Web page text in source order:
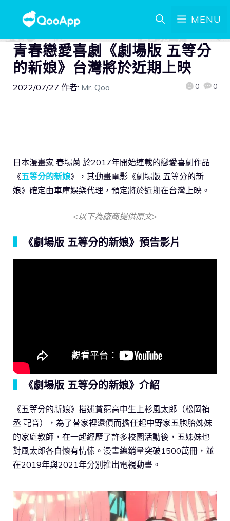
MENU
青春戀愛喜劇《劇場版 五等分
的新娘》台灣將於近期上映
2022/07/27 作者: Mr. Qoo 0 0
日本漫畫家 春場蔥 於2017年開始連載的戀愛喜劇作品
《五等分的新娘》，其動畫電影《劇場版 五等分的新
娘》確定由車庫娛樂代理，預定將於近期在台灣上映。
<以下為廠商提供原文>
《劇場版 五等分的新娘》預告影片
《劇場版 五等分的新娘》介紹
《五等分的新娘》描述貧窮高中生上杉風太郎（松岡禎
丞 配音），為了替家裡還債而擔任起中野家五胞胎姊妹
的家庭教師，在一起經歷了許多校園活動後，五姊妹也
對風太郎各自懷有情愫。漫畫總銷量突破1500萬冊，並
在2019年與2021年分別推出電視動畫。